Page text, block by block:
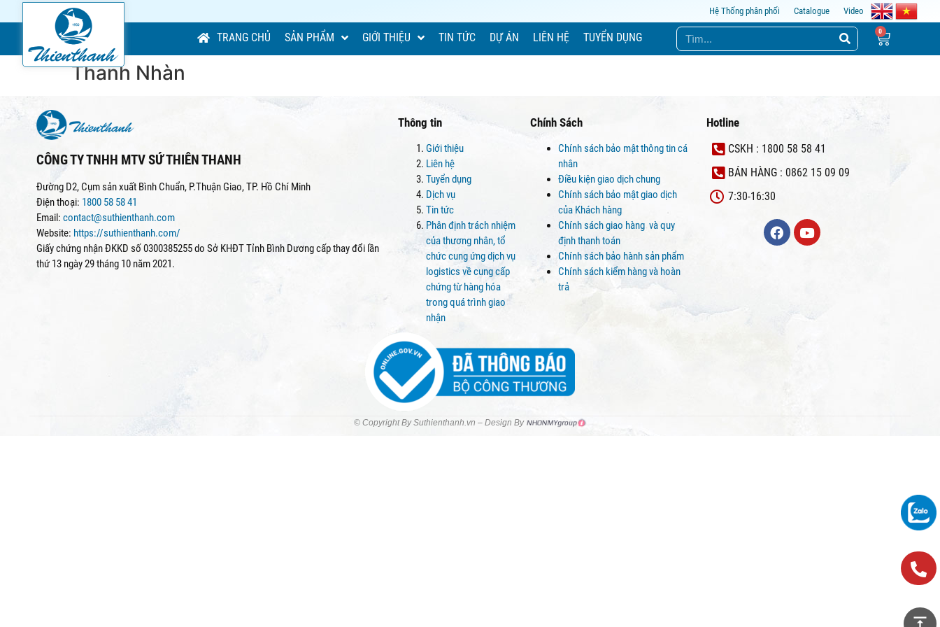
Hệ Thống phân phối Catalogue Video
TRANG CHỦ SẢN PHẨM GIỚI THIỆU TIN TỨC DỰ ÁN LIÊN HỆ TUYỂN DỤNG
Thanh Nhàn
CÔNG TY TNHH MTV SỨ THIÊN THANH
Đường D2, Cụm sản xuất Bình Chuẩn, P.Thuận Giao, TP. Hồ Chí Minh
Điện thoại: 1800 58 58 41
Email: contact@suthienthanh.com
Website: https://suthienthanh.com/
Giấy chứng nhận ĐKKD số 0300385255 do Sở KHĐT Tỉnh Bình Dương cấp thay đổi lần
thứ 13 ngày 29 tháng 10 năm 2021.
Thông tin
Giới thiệu
Liên hệ
Tuyển dụng
Dịch vụ
Tin tức
Phân định trách nhiệm
của thương nhân, tổ
chức cung ứng dịch vụ
logistics về cung cấp
chứng từ hàng hóa
trong quá trình giao
nhận
Chính Sách
Chính sách bảo mật thông tin cá
nhân
Điều kiện giao dịch chung
Chính sách bảo mật giao dịch
của Khách hàng
Chính sách giao hàng và quy
định thanh toán
Chính sách bảo hành sản phẩm
Chính sách kiểm hàng và hoàn
trả
Hotline
CSKH : 1800 58 58 41
BÁN HÀNG : 0862 15 09 09
7:30-16:30
© Copyright By Suthienthanh.vn – Design By